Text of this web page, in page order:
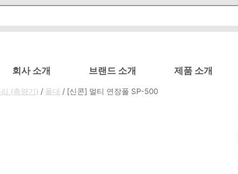
회사 소개 브랜드 소개 제품 소개
(측량기) / 폴대 / [신콘] 멀티 연장폴 SP-500